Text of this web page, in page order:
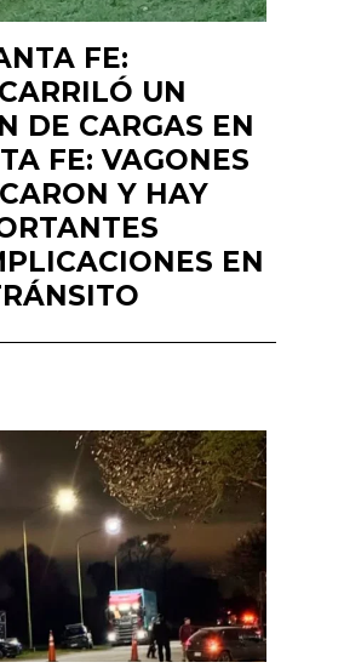
FE:
UN
DE CARGAS EN
FE: VAGONES
Y HAY
EN